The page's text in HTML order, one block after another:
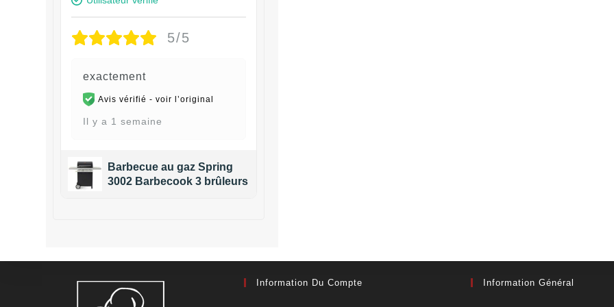
5/5
exactement
Avis vérifié -voir l’original
Il y a 1 semaine
Barbecue au gaz Spring
3002 Barbecook 3 brûleurs
Information Du Compte Information Général